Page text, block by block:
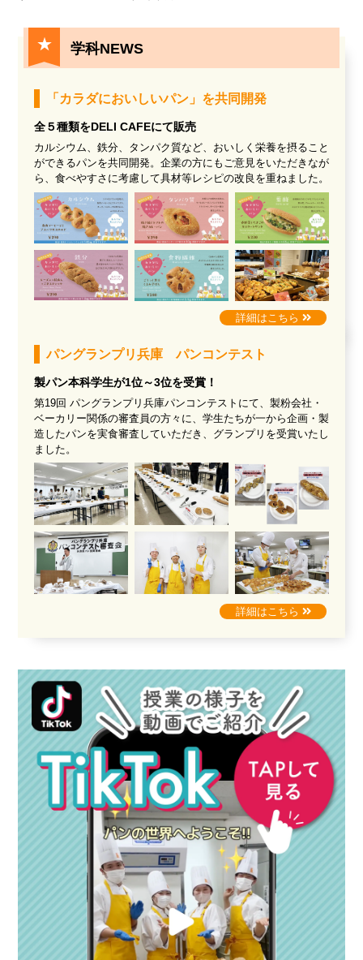
★ 学科NEWS
「カラダにおいしいパン」を共同開発
全５種類をDELI CAFEにて販売
カルシウム、鉄分、タンパク質など、おいしく栄養を摂ること
ができるパンを共同開発。企業の方にもご意見をいただきなが
ら、食べやすさに考慮して具材等レシピの改良を重ねました。
詳細はこちら
パングランプリ兵庫 パンコンテスト
製パン本科学生が1位～3位を受賞！
第19回 パングランプリ兵庫パンコンテストにて、製粉会社・
ベーカリー関係の審査員の方々に、学生たちが一から企画・製
造したパンを実食審査していただき、グランプリを受賞いたし
ました。
詳細はこちら